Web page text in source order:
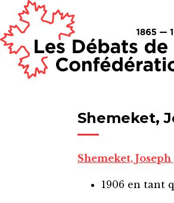
Shemeket,
Shemeket, Joseph
1906 en tant